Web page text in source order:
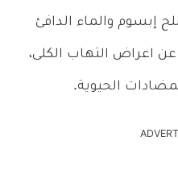
إبسوم والماء الدافئ
عن اعراض التهاب الكلى،
الحيوية.